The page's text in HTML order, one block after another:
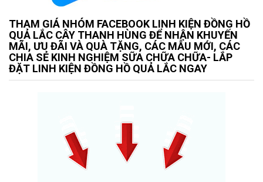
THAM GIÁ NHÓM FACEBOOK LINH KIỆN ĐỒNG HỒ
QUẢ LẮC CÂY THANH HÙNG ĐỂ NHẬN KHUYẾN
MÃI, ƯU ĐÃI VÀ QUÀ TẶNG, CÁC MẪU MỚI, CÁC
CHIA SẺ KINH NGHIỆM SỮA CHỮA CHỮA- LẮP
ĐẶT LINH KIỆN ĐỒNG HỒ QUẢ LẮC NGAY